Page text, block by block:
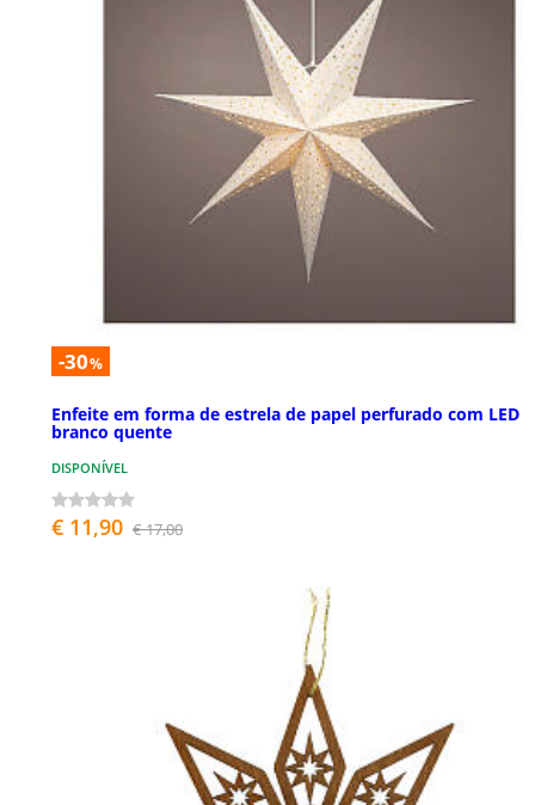
-30%
Enfeite em forma de estrela de papel perfurado com LED
branco quente
DISPONÍVEL
€ 11,90 € 17,00